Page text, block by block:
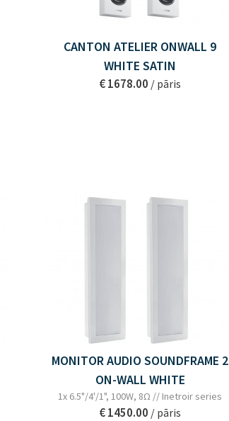
CANTON ATELIER ONWALL 9
WHITE SATIN
€ 1678.00 / pāris
MONITOR AUDIO SOUNDFRAME 2
ON-WALL WHITE
1x 6.5"/4'/1", 100W, 8Ω // Inetroir series
€ 1450.00 / pāris